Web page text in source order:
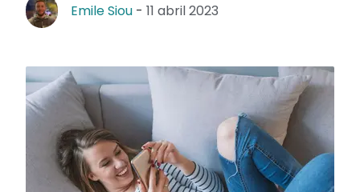
Emile Siou - 11 abril 2023